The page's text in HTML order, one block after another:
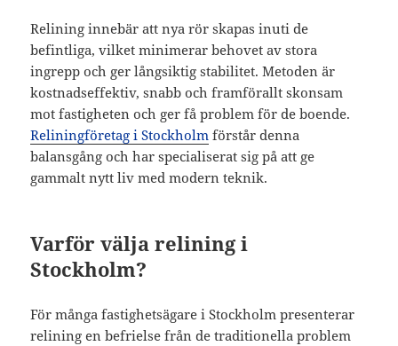
Relining innebär att nya rör skapas inuti de
befintliga, vilket minimerar behovet av stora
ingrepp och ger långsiktig stabilitet. Metoden är
kostnadseffektiv, snabb och framförallt skonsam
mot fastigheten och ger få problem för de boende.
Reliningföretag i Stockholm förstår denna
balansgång och har specialiserat sig på att ge
gammalt nytt liv med modern teknik.
Varför välja relining i
Stockholm?
För många fastighetsägare i Stockholm presenterar
relining en befrielse från de traditionella problem